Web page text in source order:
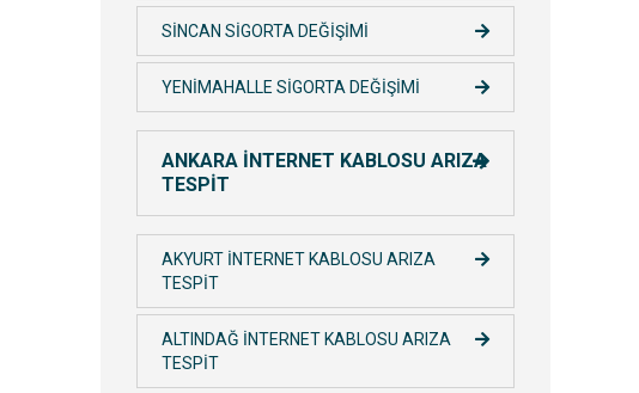
SİNCAN SİGORTA DEĞİŞİMİ
YENİMAHALLE SİGORTA DEĞİŞİMİ
ANKARA İNTERNET KABLOSU ARIZA
TESPİT
AKYURT İNTERNET KABLOSU ARIZA
TESPİT
ALTINDAĞ İNTERNET KABLOSU ARIZA
TESPİT